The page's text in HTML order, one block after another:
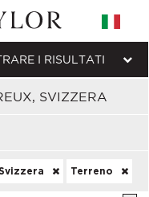
SVIZZERA
I RISULTATI
Terreno